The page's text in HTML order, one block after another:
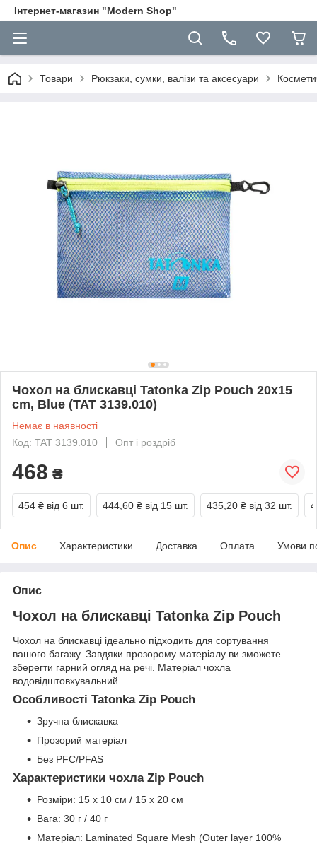
Інтернет-магазин "Modern Shop"
Товари Рюкзаки, сумки, валізи та аксесуари
Чохол на блискавці Tatonka Zip Pouch 20x15
cm, Blue (TAT 3139.010)
Немає в наявності
Код: TAT 3139.010
Опт і роздріб
468 ₴
454 ₴ від 6 шт. 444,60 ₴ від 15 шт. 435,20 ₴ від 32 шт.
Опис Характеристики Доставка Оплата Умови
Опис
Чохол на блискавці Tatonka Zip Pouch
Чохол на блискавці ідеально підходить для сортування
вашого багажу. Завдяки прозорому матеріалу ви зможете
зберегти гарний огляд на речі. Матеріал чохла
водовідштовхувальний.
Особливості Tatonka Zip Pouch
Зручна блискавка
Прозорий матеріал
Без PFC/PFAS
Характеристики чохла Zip Pouch
Розміри: 15 x 10 см / 15 х 20 см
Вага: 30 г / 40 г
Матеріал: Laminated Square Mesh (Outer layer 100%